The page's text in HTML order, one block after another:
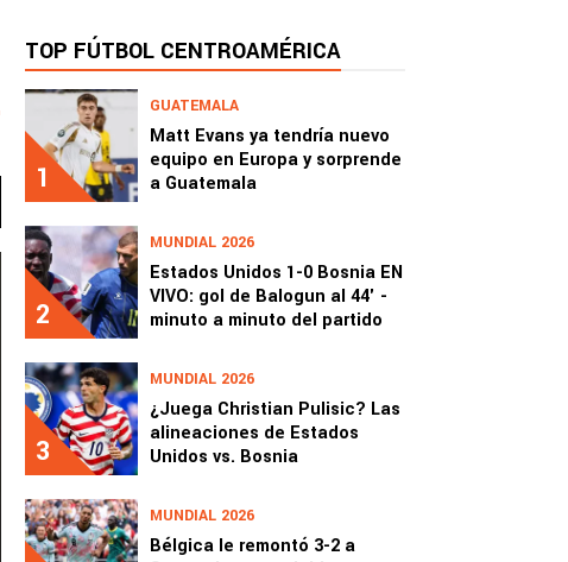
TOP FÚTBOL CENTROAMÉRICA
1
GUATEMALA
Matt Evans ya tendría nuevo
equipo en Europa y sorprende
a Guatemala
2
MUNDIAL 2026
Estados Unidos 1-0 Bosnia EN
VIVO: gol de Balogun al 44' -
minuto a minuto del partido
3
MUNDIAL 2026
¿Juega Christian Pulisic? Las
alineaciones de Estados
Unidos vs. Bosnia
MUNDIAL 2026
Bélgica le remontó 3-2 a